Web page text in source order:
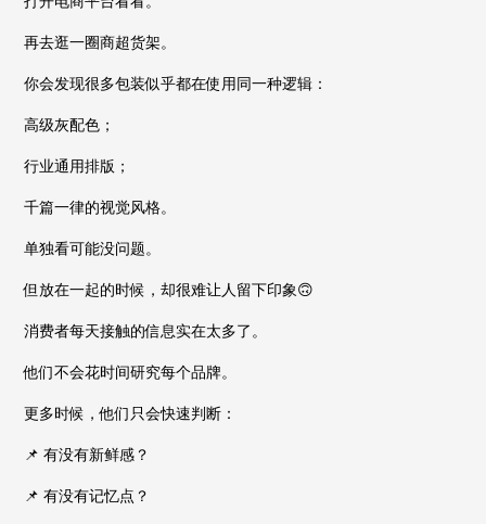
再去逛一圈商超货架。
你会发现很多包装似乎都在使用同一种逻辑：
高级灰配色；
行业通用排版；
千篇一律的视觉风格。
单独看可能没问题。
但放在一起的时候，却很难让人留下印象🙃
消费者每天接触的信息实在太多了。
他们不会花时间研究每个品牌。
更多时候，他们只会快速判断：
📌 有没有新鲜感？
📌 有没有记忆点？